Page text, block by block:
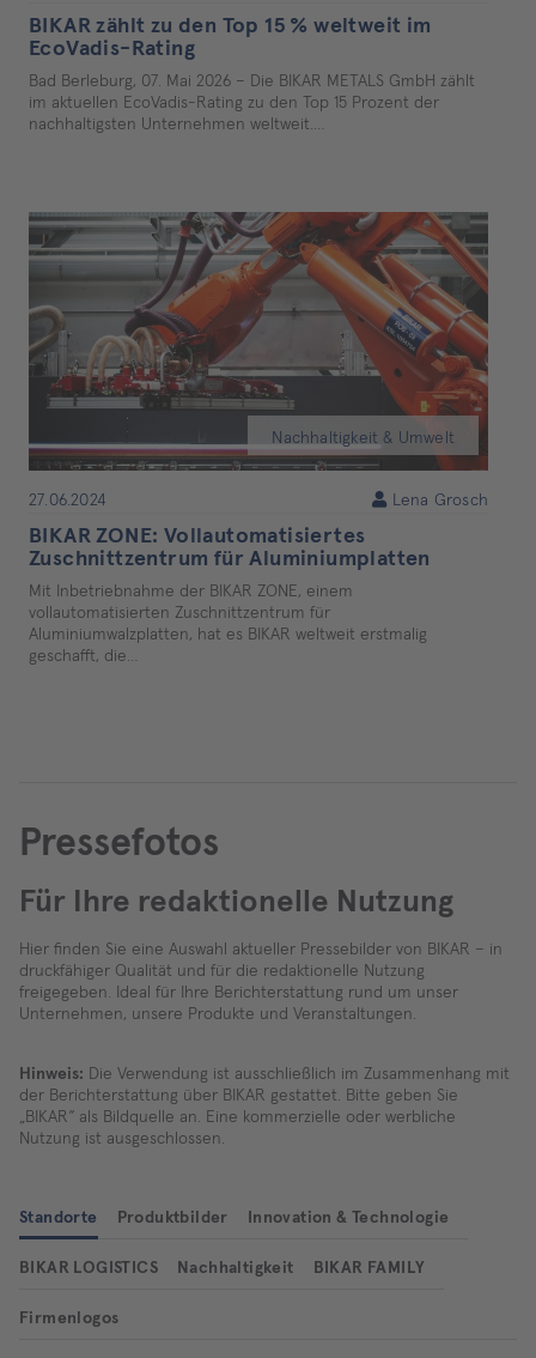
BIKAR zählt zu den Top 15 % weltweit im
EcoVadis-Rating
Bad Berleburg, 07. Mai 2026 – Die BIKAR METALS GmbH zählt
im aktuellen EcoVadis-Rating zu den Top 15 Prozent der
nachhaltigsten Unternehmen weltweit.…
27.06.2024 Lena Grosch
Nachhaltigkeit & Umwelt
BIKAR ZONE: Vollautomatisiertes
Zuschnittzentrum für Aluminiumplatten
Mit Inbetriebnahme der BIKAR ZONE, einem
vollautomatisierten Zuschnittzentrum für
Aluminiumwalzplatten, hat es BIKAR weltweit erstmalig
geschafft, die…
Pressefotos
Für Ihre redaktionelle Nutzung
Hier finden Sie eine Auswahl aktueller Pressebilder von BIKAR – in
druckfähiger Qualität und für die redaktionelle Nutzung
freigegeben. Ideal für Ihre Berichterstattung rund um unser
Unternehmen, unsere Produkte und Veranstaltungen.
Hinweis: Die Verwendung ist ausschließlich im Zusammenhang mit
der Berichterstattung über BIKAR gestattet. Bitte geben Sie
„BIKAR“ als Bildquelle an. Eine kommerzielle oder werbliche
Nutzung ist ausgeschlossen.
Standorte Produktbilder Innovation & Technologie
BIKAR LOGISTICS Nachhaltigkeit BIKAR FAMILY
Firmenlogos